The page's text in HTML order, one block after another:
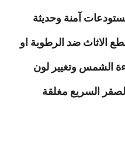
آمنة وحديثة
الاثاث ضد الرطوبة او
الشمس وتغيير لون
السريع مغلقة